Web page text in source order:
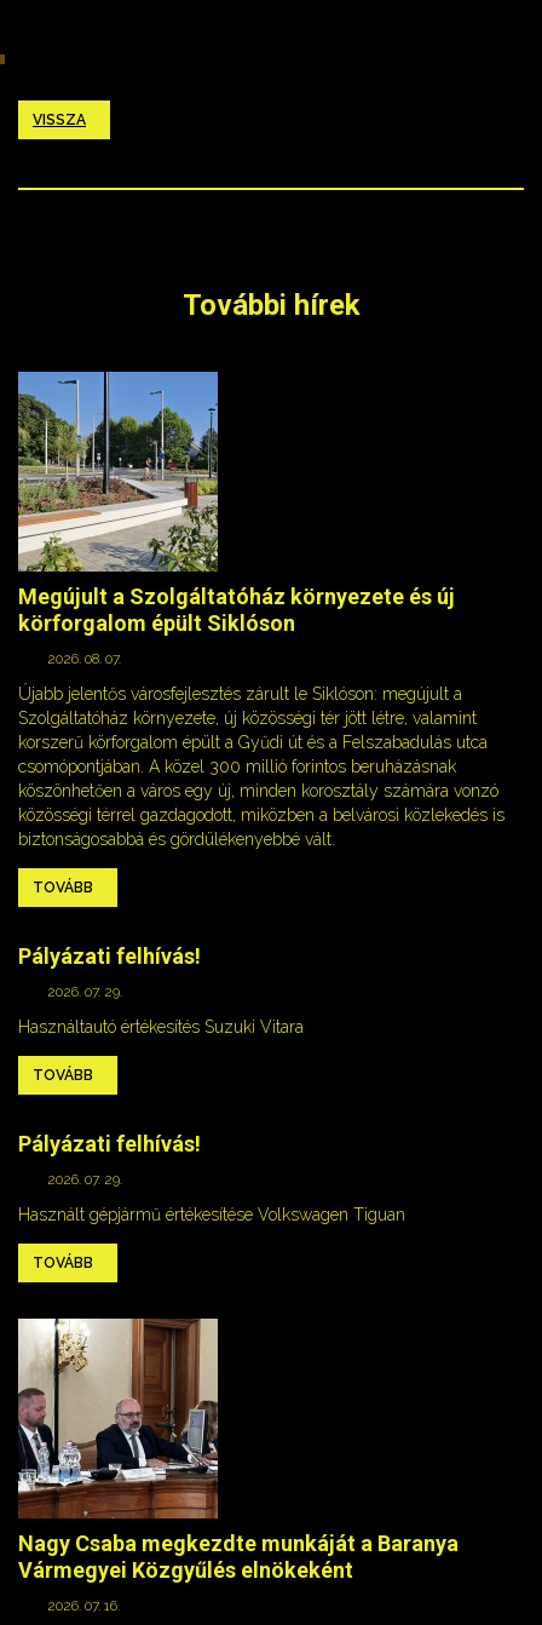
VISSZA
További hírek
Megújult a Szolgáltatóház környezete és új
körforgalom épült Siklóson
2026. 08. 07.
Újabb jelentős városfejlesztés zárult le Siklóson: megújult a
Szolgáltatóház környezete, új közösségi tér jött létre, valamint
korszerű körforgalom épült a Gyűdi út és a Felszabadulás utca
csomópontjában. A közel 300 millió forintos beruházásnak
köszönhetően a város egy új, minden korosztály számára vonzó
közösségi térrel gazdagodott, miközben a belvárosi közlekedés is
biztonságosabbá és gördülékenyebbé vált.
TOVÁBB
Pályázati felhívás!
2026. 07. 29.
Használtautó értékesítés Suzuki Vitara
TOVÁBB
Pályázati felhívás!
2026. 07. 29.
Használt gépjármű értékesítése Volkswagen Tiguan
TOVÁBB
Nagy Csaba megkezdte munkáját a Baranya
Vármegyei Közgyűlés elnökeként
2026. 07. 16.